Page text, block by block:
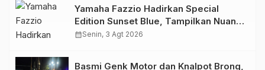
Yamaha Fazzio Hadirkan Special
Edition Sunset Blue, Tampilkan Nuansa
Retro Summer yang Semakin Skena
calendar_monthSenin, 3 Agt 2026
Basmi Genk Motor dan Knalpot Brong,